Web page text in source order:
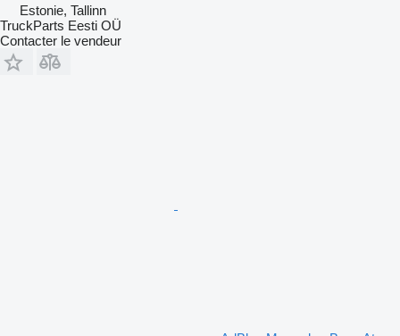
Estonie, Tallinn
TruckParts Eesti OÜ
Contacter le vendeur